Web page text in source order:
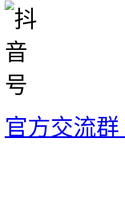
官方交流群